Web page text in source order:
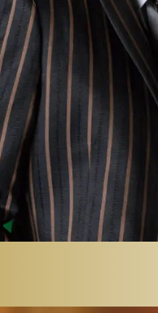
①アプリを立ち上げ
ベント」を押す
①カメラでQRコード
み込む
スマホの場合はリンクをタ
①「トーク」を押しト
ク画面を開く
※「トーク」が表示され
は、友達登録がお済みか
認お願いします